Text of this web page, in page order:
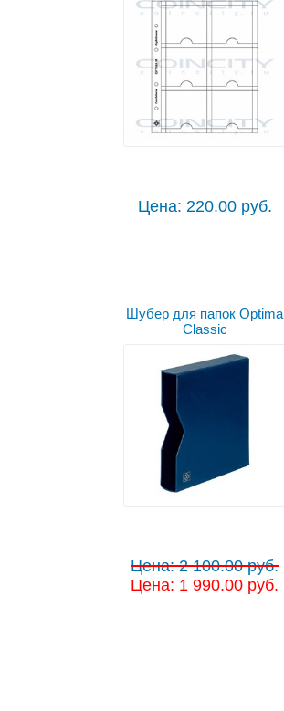
Цена: 220.00 руб.
Шубер для папок Optima
Classic
Цена: 2 100.00 руб.
Цена: 1 990.00 руб.